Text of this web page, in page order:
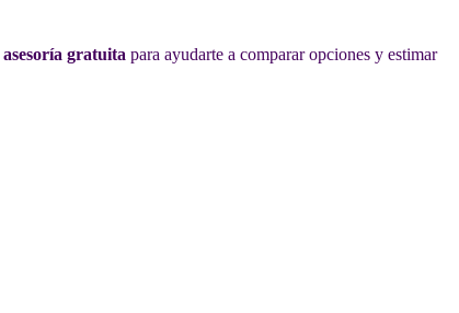
asesoría gratuita para ayudarte a comparar opciones y estimar